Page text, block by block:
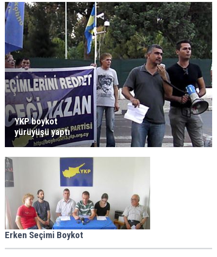
YKP boykot
yürüyüşü yaptı
Erken Seçimi Boykot